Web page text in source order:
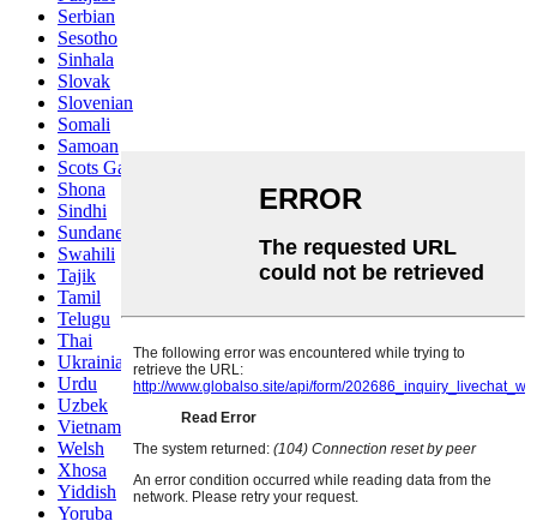
Serbian
Sesotho
Sinhala
Slovak
Slovenian
Somali
Samoan
Scots Gaelic
Shona
Sindhi
Sundanese
Swahili
Tajik
Tamil
Telugu
Thai
Ukrainian
Urdu
Uzbek
Vietnamese
Welsh
Xhosa
Yiddish
Yoruba